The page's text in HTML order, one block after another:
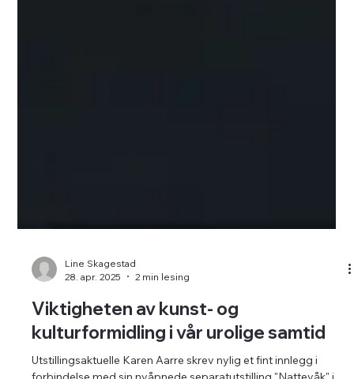
28. apr. 2025
2 min lesing
Viktigheten av kunst- og
kulturformidling i vår urolige samtid